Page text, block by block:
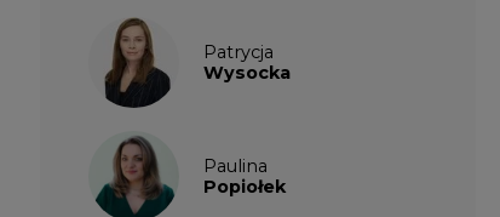
Patrycja
Wysocka
Paulina
Popiołek